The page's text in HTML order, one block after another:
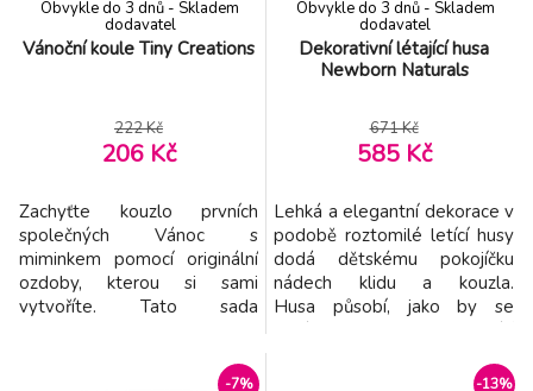
Vánoční koule Tiny Creations
Obvykle do 3 dnů - Skladem
dodavatel
222 Kč
206 Kč
Zachyťte kouzlo prvních
společných Vánoc s
miminkem pomocí originální
ozdoby, kterou si sami
vytvoříte. Tato sada
vytvořit tak jedinečnou
Dekorativní létající husa
Newborn Naturals
Obvykle do 3 dnů - Skladem
dodavatel
671 Kč
585 Kč
Lehká a elegantní dekorace v
podobě roztomilé letící husy
dodá dětskému pokojíčku
nádech klidu a kouzla.
Husa působí, jako by se
postýlkou či v hracím koutku.
-7% -13%